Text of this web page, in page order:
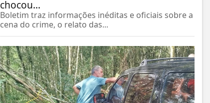
chocou...
Boletim traz informações inéditas e oficiais sobre a
cena do crime, o relato das...